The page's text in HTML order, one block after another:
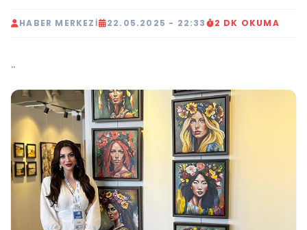
HABER MERKEZI 22.05.2025 - 22:33 2 DK OKUMA
..